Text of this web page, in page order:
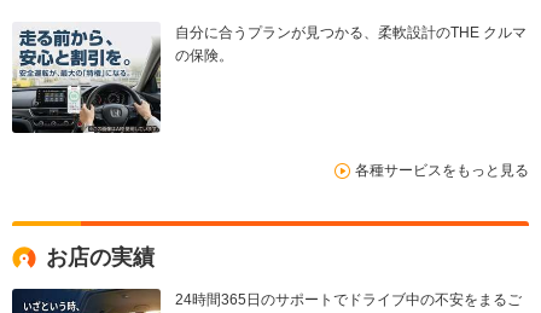
自分に合うプランが見つかる、柔軟設計のTHE クルマ
の保険。
各種サービスをもっと見る
お店の実績
24時間365日のサポートでドライブ中の不安をまるご